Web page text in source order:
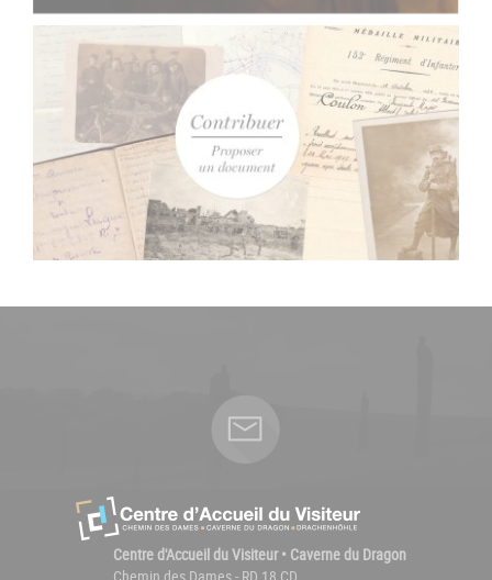
Centre d'Accueil du Visiteur • Caverne du Dragon